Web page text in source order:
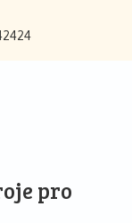
pro